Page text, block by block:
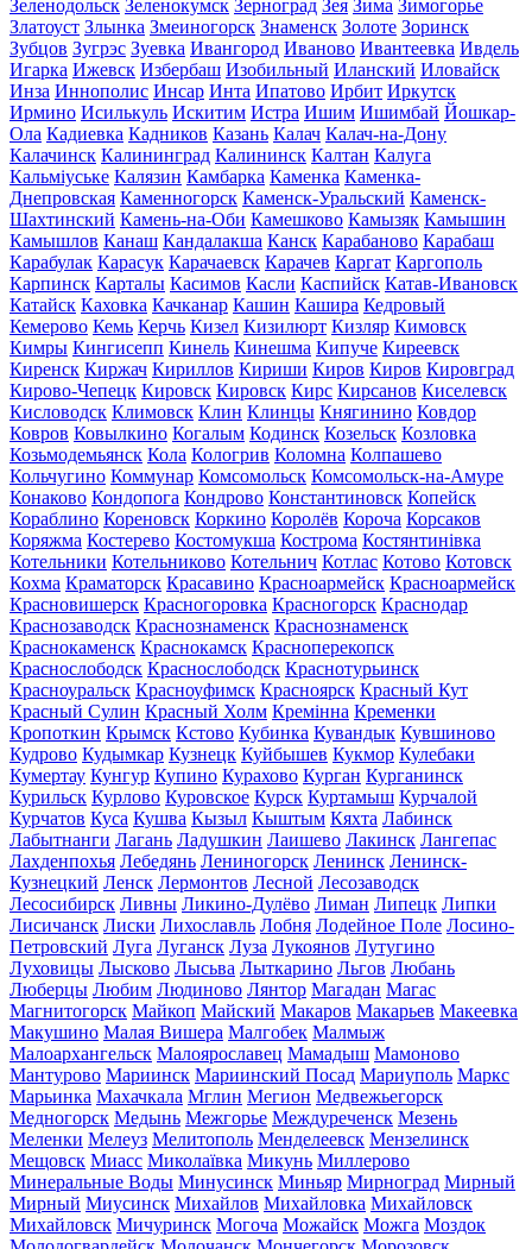
Зеленодольск Зеленокумск Зерноград Зея Зима Зимогорье
Златоуст Злынка Змеиногорск Знаменск Золоте Зоринск
Зубцов Зугрэс Зуевка Ивангород Иваново Ивантеевка Ивдель
Игарка Ижевск Избербаш Изобильный Иланский Иловайск
Инза Иннополис Инсар Инта Ипатово Ирбит Иркутск
Ирмино Исилькуль Искитим Истра Ишим Ишимбай Йошкар-
Ола Кадиевка Кадников Казань Калач Калач-на-Дону
Калачинск Калининград Калининск Калтан Калуга
Кальміуське Калязин Камбарка Каменка Каменка-
Днепровская Каменногорск Каменск-Уральский Каменск-
Шахтинский Камень-на-Оби Камешково Камызяк Камышин
Камышлов Канаш Кандалакша Канск Карабаново Карабаш
Карабулак Карасук Карачаевск Карачев Каргат Каргополь
Карпинск Карталы Касимов Касли Каспийск Катав-Ивановск
Катайск Каховка Качканар Кашин Кашира Кедровый
Кемерово Кемь Керчь Кизел Кизилюрт Кизляр Кимовск
Кимры Кингисепп Кинель Кинешма Кипуче Киреевск
Киренск Киржач Кириллов Кириши Киров Киров Кировград
Кирово-Чепецк Кировск Кировск Кирс Кирсанов Киселевск
Кисловодск Климовск Клин Клинцы Княгинино Ковдор
Ковров Ковылкино Когалым Кодинск Козельск Козловка
Козьмодемьянск Кола Кологрив Коломна Колпашево
Кольчугино Коммунар Комсомольск Комсомольск-на-Амуре
Конаково Кондопога Кондрово Константиновск Копейск
Кораблино Кореновск Коркино Королёв Короча Корсаков
Коряжма Костерево Костомукша Кострома Костянтинівка
Котельники Котельниково Котельнич Котлас Котово Котовск
Кохма Краматорск Красавино Красноармейск Красноармейск
Красновишерск Красногоровка Красногорск Краснодар
Краснозаводск Краснознаменск Краснознаменск
Краснокаменск Краснокамск Красноперекопск
Краснослободск Краснослободск Краснотурьинск
Красноуральск Красноуфимск Красноярск Красный Кут
Красный Сулин Красный Холм Кремінна Кременки
Кропоткин Крымск Кстово Кубинка Кувандык Кувшиново
Кудрово Кудымкар Кузнецк Куйбышев Кукмор Кулебаки
Кумертау Кунгур Купино Курахово Курган Курганинск
Курильск Курлово Куровское Курск Куртамыш Курчалой
Курчатов Куса Кушва Кызыл Кыштым Кяхта Лабинск
Лабытнанги Лагань Ладушкин Лаишево Лакинск Лангепас
Лахденпохья Лебедянь Лениногорск Ленинск Ленинск-
Кузнецкий Ленск Лермонтов Лесной Лесозаводск
Лесосибирск Ливны Ликино-Дулёво Лиман Липецк Липки
Лисичанск Лиски Лихославль Лобня Лодейное Поле Лосино-
Петровский Луга Луганск Луза Лукоянов Лутугино
Луховицы Лысково Лысьва Лыткарино Льгов Любань
Люберцы Любим Людиново Лянтор Магадан Магас
Магнитогорск Майкоп Майский Макаров Макарьев Макеевка
Макушино Малая Вишера Малгобек Малмыж
Малоархангельск Малоярославец Мамадыш Мамоново
Мантурово Мариинск Мариинский Посад Мариуполь Маркс
Марьинка Махачкала Мглин Мегион Медвежьегорск
Медногорск Медынь Межгорье Междуреченск Мезень
Меленки Мелеуз Мелитополь Менделеевск Мензелинск
Мещовск Миасс Миколаївка Микунь Миллерово
Минеральные Воды Минусинск Миньяр Мирноград Мирный
Мирный Миусинск Михайлов Михайловка Михайловск
Михайловск Мичуринск Могоча Можайск Можга Моздок